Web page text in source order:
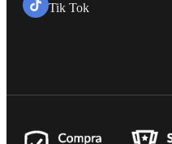
Tik Tok